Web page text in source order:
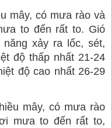
mây, có mưa rào và
to đến rất to. Gió
xảy ra lốc, sét,
độ thấp nhất 21-24
độ cao nhất 26-29
mây, có mưa rào
mưa to đến rất to,